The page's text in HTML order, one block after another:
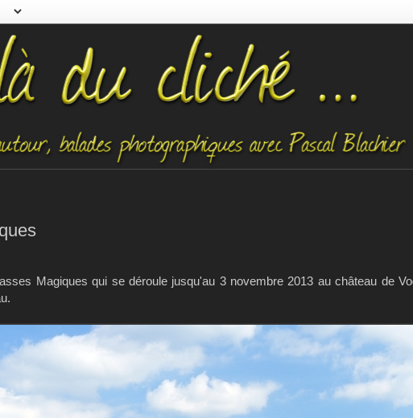
Magiques qui se déroule jusqu'au 3 novembre 2013 au château de